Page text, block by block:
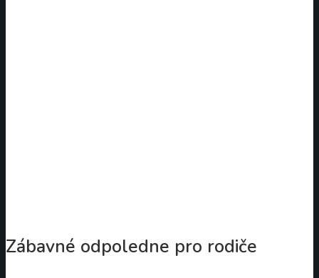
Zábavné odpoledne pro rodiče